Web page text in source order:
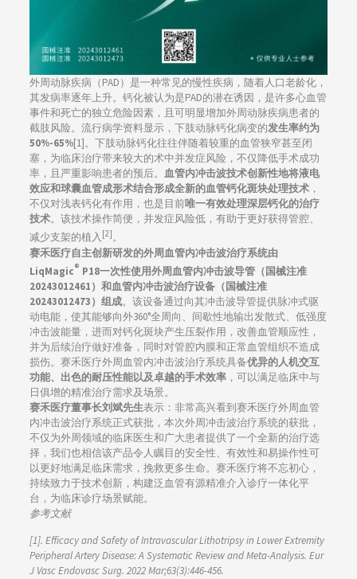
外周动脉疾病（PAD）是一种常见的慢性疾病，随着人口老龄化，
其发病率逐年上升。钙化被认为是PAD的潜在诱因，是许多心血管
事件和死亡的独立危险因素，且可明显增加外周动脉疾病患者的
截肢风险。流行病学资料显示，下肢动脉钙化病变的发生率约为
50%-65%[1]。下肢动脉钙化往往伴随着较重的血管狭窄甚至闭
塞，为临床治疗带来较大的术中并发症风险，不仅降低手术成功
率，且严重影响患者的预后。 血管内冲击波技术创新性地将液电
效应和球囊血管成形术结合形成全新的血管钙化斑块处理技术，
不仅对浅表钙化有作用，也是目前唯一有效处理深层钙化的治疗
技术。该技术操作简便，并发症风险低，有助于更好获得管腔、
减少支架的植入[2]。
赛禾医疗自主创新研发的外周血管内冲击波治疗系统由
LiqMagic® P18一次性使用外周血管内冲击波导管（国械注准
20243012461）和血管内冲击波治疗设备（国械注准
20243012473）组成。该设备通过向其冲击波导管提供脉冲式驱
动电能，使其能够向外360°全周向、间歇性地输出发散式、低强度
冲击波能量，进而对钙化斑块产生压裂作用，改善血管顺应性，
并为后续治疗做好准备，同时对管腔内膜和正常血管组织不造成
损伤。赛禾医疗外周血管内冲击波治疗系统具备优异的人机交互
功能、出色的耐压性能以及卓越的手术效率，可以满足临床中与
日俱增的精准治疗需求及场景。
赛禾医疗董事长刘斌先生表示：非常高兴看到赛禾医疗外周血管
内冲击波治疗系统正式获批，本次外周冲击波治疗系统的获批，
不仅为外周领域的临床医生和广大患者提供了一个全新的治疗选
择，我们也相信该产品令人瞩目的安全性、有效性和易操作性可
以更好地满足临床需求，挽救更多生命。赛禾医疗将不忘初心，
持续致力于技术创新，构建泛血管有源精准介入诊疗一体化平
台，为临床诊疗场景赋能。
参考文献
[1]. Efficacy and Safety of Intravascular Lithotripsy in Lower Extremity
Peripheral Artery Disease: A Systematic Review and Meta-Analysis. Eur
J Vasc Endovasc Surg. 2022 Mar;63(3):446-456.